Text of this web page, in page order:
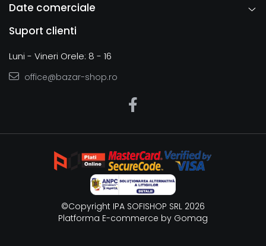
Date comerciale
Suport clienti
Luni - Vineri Orele: 8 - 16
office@bazar-shop.ro
©Copyright IPA SOFISHOP SRL 2026
Platforma E-commerce by Gomag